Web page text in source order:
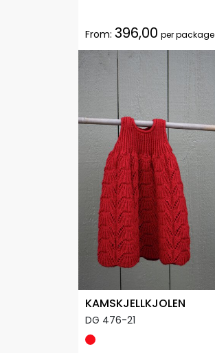
From: 396,00 per package
KAMSKJELLKJOLEN
DG 476-21